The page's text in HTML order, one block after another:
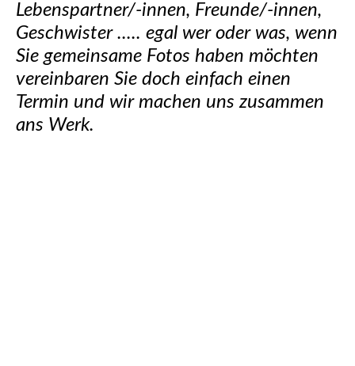
Lebenspartner/-innen, Freunde/-innen,
Geschwister ..... egal wer oder was, wenn
Sie gemeinsame Fotos haben möchten
vereinbaren Sie doch einfach einen
Termin und wir machen uns zusammen
ans Werk.